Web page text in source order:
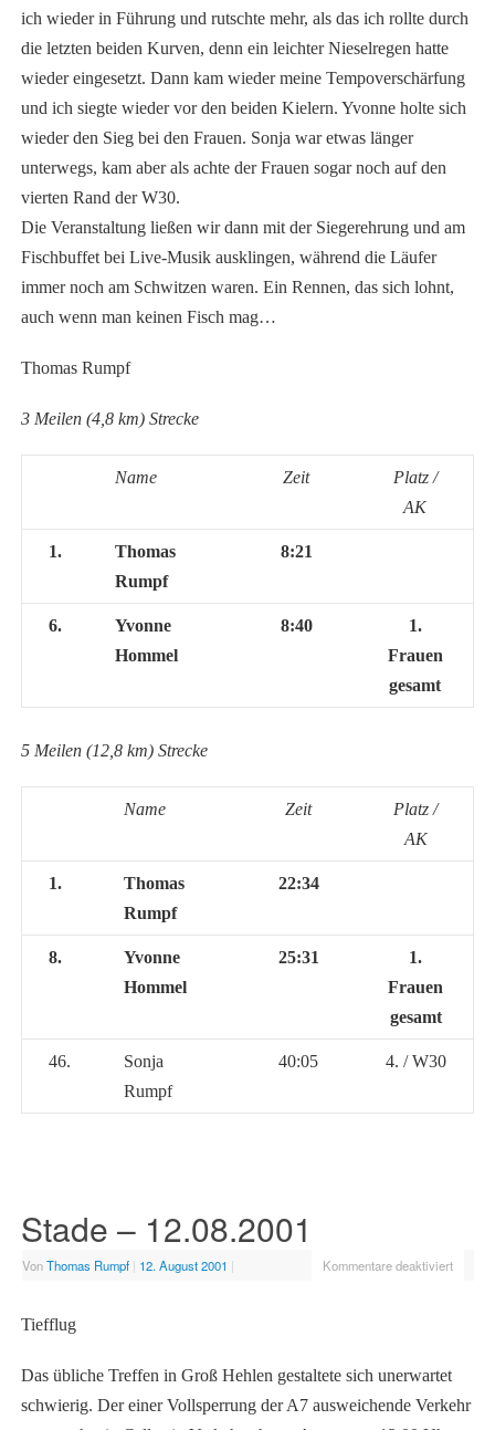
ich wieder in Führung und rutschte mehr, als das ich rollte durch
die letzten beiden Kurven, denn ein leichter Nieselregen hatte
wieder eingesetzt. Dann kam wieder meine Tempoverschärfung
und ich siegte wieder vor den beiden Kielern. Yvonne holte sich
wieder den Sieg bei den Frauen. Sonja war etwas länger
unterwegs, kam aber als achte der Frauen sogar noch auf den
vierten Rand der W30.
Die Veranstaltung ließen wir dann mit der Siegerehrung und am
Fischbuffet bei Live-Musik ausklingen, während die Läufer
immer noch am Schwitzen waren. Ein Rennen, das sich lohnt,
auch wenn man keinen Fisch mag…
Thomas Rumpf
3 Meilen (4,8 km) Strecke
Name Zeit
Platz /
AK
1.
Thomas
Rumpf
8:21
6.
Yvonne
Hommel
8:40
1.
Frauen
gesamt
5 Meilen (12,8 km) Strecke
Name Zeit
Platz /
AK
1.
Thomas
Rumpf
22:34
8.
Yvonne
Hommel
25:31
1.
Frauen
gesamt
46.
Sonja
Rumpf
40:05 4. / W30
Stade – 12.08.2001
VonThomas Rumpf | 12. August 2001 | Kommentare deaktiviert
Tiefflug
Das übliche Treffen in Groß Hehlen gestaltete sich unerwartet
schwierig. Der einer Vollsperrung der A7 ausweichende Verkehr